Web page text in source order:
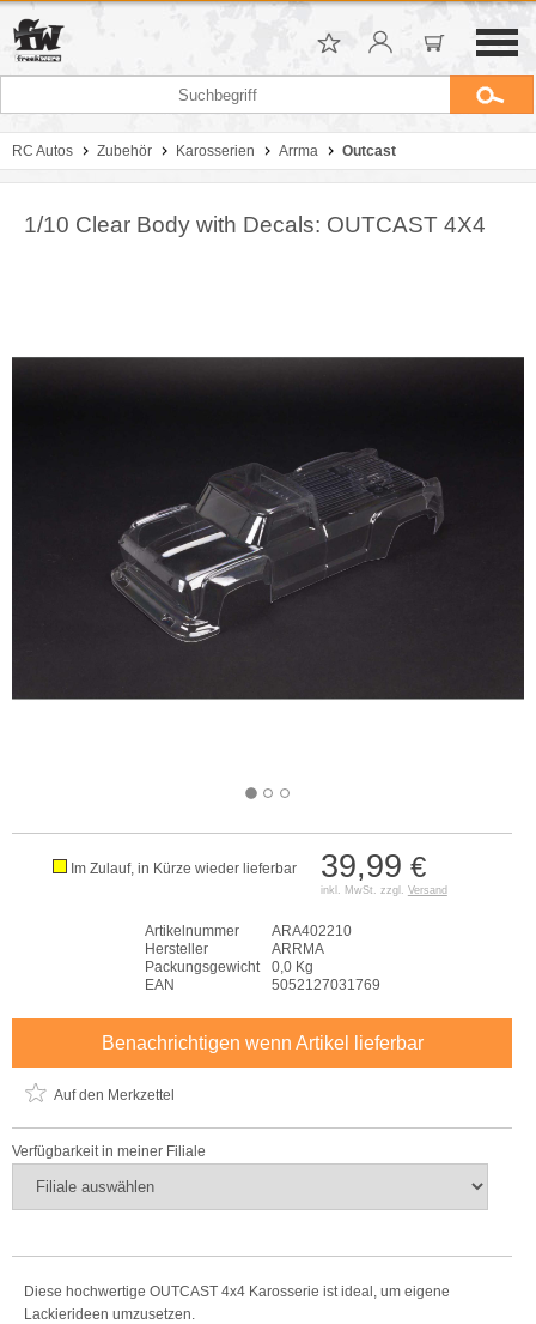
RC Autos Zubehör Karosserien Arrma Outcast
1/10 Clear Body with Decals: OUTCAST 4X4
39,99 €
inkl. MwSt. zzgl. Versand
Im Zulauf, in Kürze wieder lieferbar
Artikelnummer
ARA402210
Hersteller
ARRMA
Packungsgewicht
0,0 Kg
EAN
5052127031769
Benachrichtigen wenn Artikel lieferbar
Auf den Merkzettel
Verfügbarkeit in meiner Filiale
Diese hochwertige OUTCAST 4x4 Karosserie ist ideal, um eigene
Lackierideen umzusetzen.